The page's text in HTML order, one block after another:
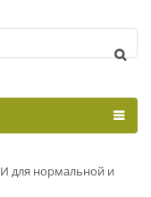
для нормальной и